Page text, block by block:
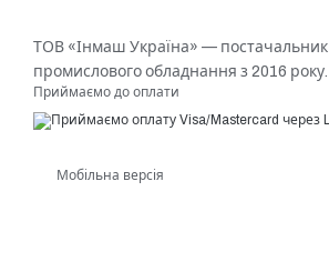
ТОВ «Інмаш Україна» — постачальник
промислового обладнання з 2016 року.
Приймаємо до оплати
Мобільна версія